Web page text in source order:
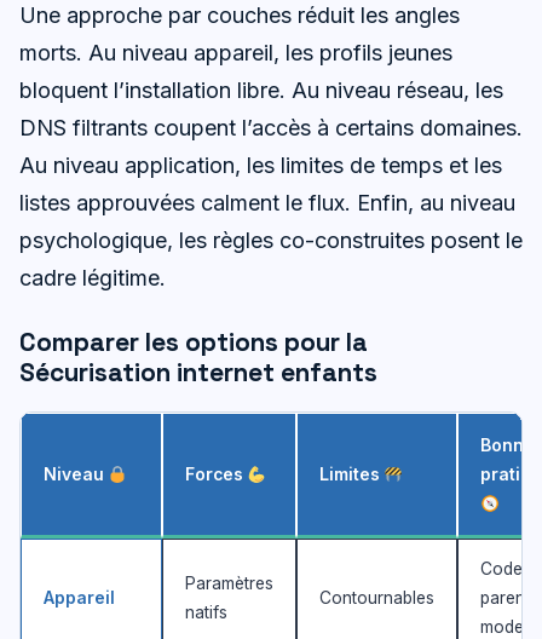
Une approche par couches réduit les angles
morts. Au niveau appareil, les profils jeunes
bloquent l’installation libre. Au niveau réseau, les
DNS filtrants coupent l’accès à certains domaines.
Au niveau application, les limites de temps et les
listes approuvées calment le flux. Enfin, au niveau
psychologique, les règles co-construites posent le
cadre légitime.
Comparer les options pour la
Sécurisation internet enfants
Niveau Forces Limites
Appareil
Paramètres
natifs
Contournables
Code
parent,
mode